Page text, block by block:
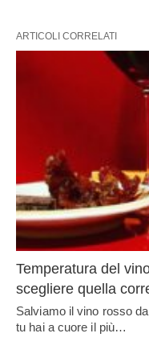
ARTICOLI CORRELATI
Temperatura del
scegliere quella
Salviamo il vino rosso
tu hai a cuore il più…